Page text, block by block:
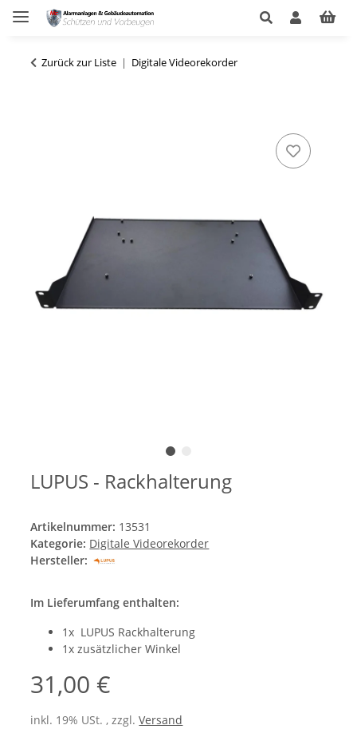
Zurück zur Liste Digitale Videorekorder
LUPUS - Rackhalterung
Artikelnummer: 13531
Kategorie: Digitale Videorekorder
Hersteller:
Im Lieferumfang enthalten:
1x LUPUS Rackhalterung
1x zusätzlicher Winkel
31,00 €
inkl. 19% USt. , zzgl.Versand